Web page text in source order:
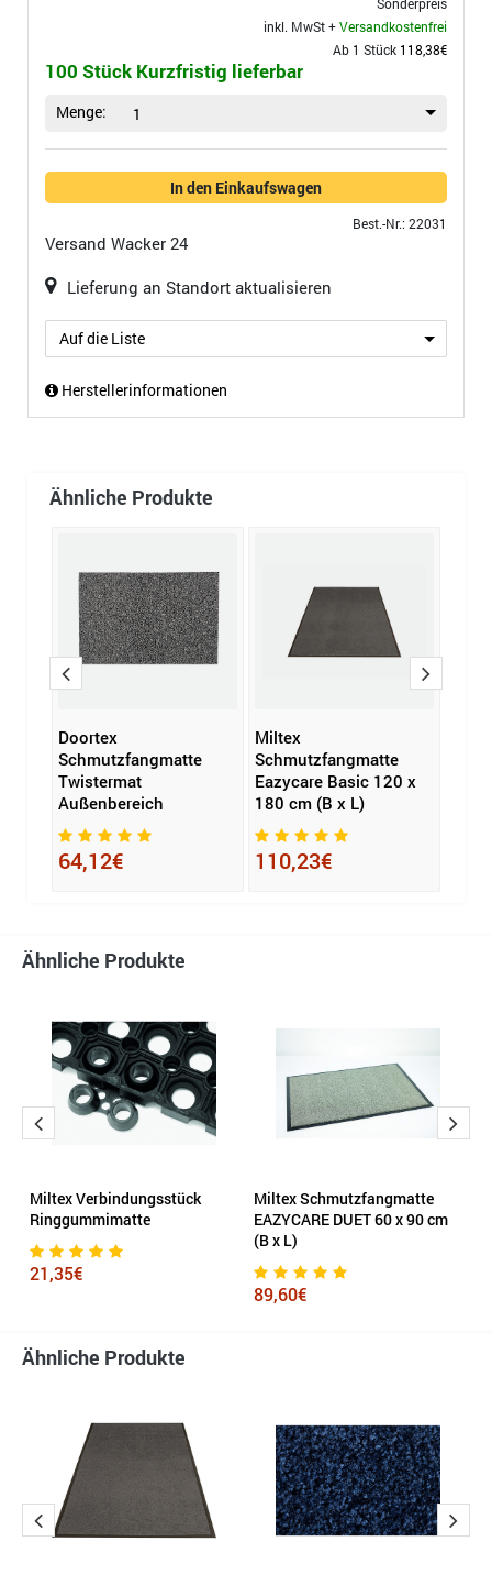
inkl. MwSt +Versandkostenfrei
Ab 1 Stück 118,38€
100 Stück Kurzfristig lieferbar
Menge: 1
In den Einkaufswagen
Best.-Nr.: 22031
Versand Wacker 24
Lieferung an Standort aktualisieren
Auf die Liste
Herstellerinformationen
Ähnliche Produkte
Doortex
Schmutzfangmatte
Twistermat
Außenbereich
64,12€
Miltex
Schmutzfangmatte
Eazycare Basic 120 x
180 cm (B x L)
110,23€
Ähnliche Produkte
Miltex Verbindungsstück
Ringgummimatte
21,35€
Miltex Schmutzfangmatte
EAZYCARE DUET 60 x 90 cm
(B x L)
89,60€
Ähnliche Produkte